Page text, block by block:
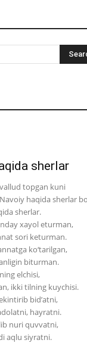
sherlar
topgan kuni
haqida sherlar
sherlar.
xayol eturman,
sori keturman.
ko‘tarilgan,
biturman.
elchisi,
ikki tilning kuychisi.
bid’atni,
hayratni.
nuri quvvatni,
aqlu siyratni.